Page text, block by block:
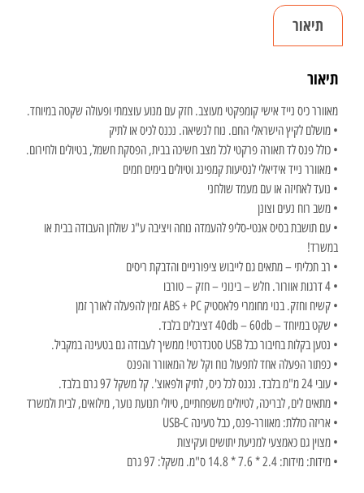
תיאור
תיאור
מאוורר כיס נייד אישי קומפקטי מעוצב. חזק עם מנוע עוצמתי ופעולה שקטה במיוחד.
• מושלם לקיץ הישראלי החם. נוח לנשיאה. נכנס לכיס או לתיק
• כולל פנס לד תאורה פרקטי לכל מצב חשיכה בבית, הפסקת חשמל, בטיולים ולחירום.
• מאוורר נייד אידיאלי לנסיעות קמפינג וטיולים בימים חמים
• נועד לאחיזה או עם מעמד שולחני
• משב רוח נעים וצונן
• עם תושבת בסיס אנטי-סליפ להעמדה נוחה ויציבה ע"ג שולחן העבודה בבית או
במשרד!
• רב תכליתי – מתאים גם לייבוש ציפורניים והדבקת ריסים
• 4 דרגות אוורור. חלש – בינוני – חזק – טורבו
• קשיח וחזק. בנוי מחומרי פלאסטיק ABS + PC זמין להפעלה לאורך זמן
• שקט במיוחד – 40db – 60db דציבלים בלבד.
• נטען בקלות בחיבור כבל USB סטנדרטי! ממשיך לעבודה גם בטעינה במקביל.
• כפתור הפעלה אחד לתפעול נוח וקל של המאוורר והפנס
• עובי 24 מ"מ בלבד. נכנס לכל כיס, לתיק ולפאוצ'. קל משקל 97 גרם בלבד.
• מתאים לים, לבריכה, לטיולים משפחתיים, טיולי תנועת נוער, מילואים, לבית ולמשרד
• אריזה כוללת: מאוורר-פנס, כבל טעינה USB-C
• מצוין גם כאמצעי למניעת יתושים ועקיצות
• מידות: מידות: 2.4 * 7.6 * 14.8 ס"מ. משקל: 97 גרם